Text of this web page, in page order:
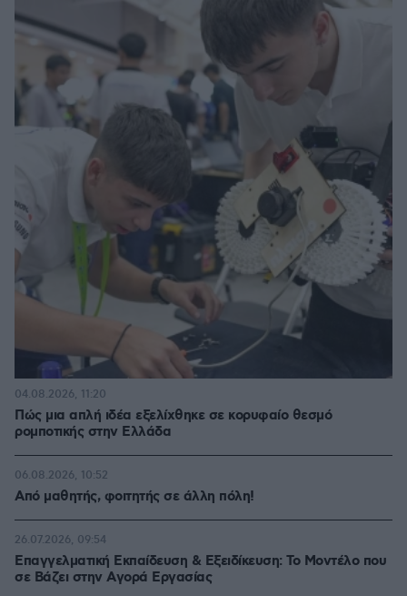
Πώς μια απλή ιδέα εξελίχθηκε σε κορυφαίο θεσμό
ρομποτικής στην Ελλάδα
04.08.2026, 11:20
Από μαθητής, φοιτητής σε άλλη πόλη!
06.08.2026, 10:52
Επαγγελματική Εκπαίδευση & Εξειδίκευση: Το Mοντέλο που
σε Bάζει στην Aγορά Eργασίας
26.07.2026, 09:54